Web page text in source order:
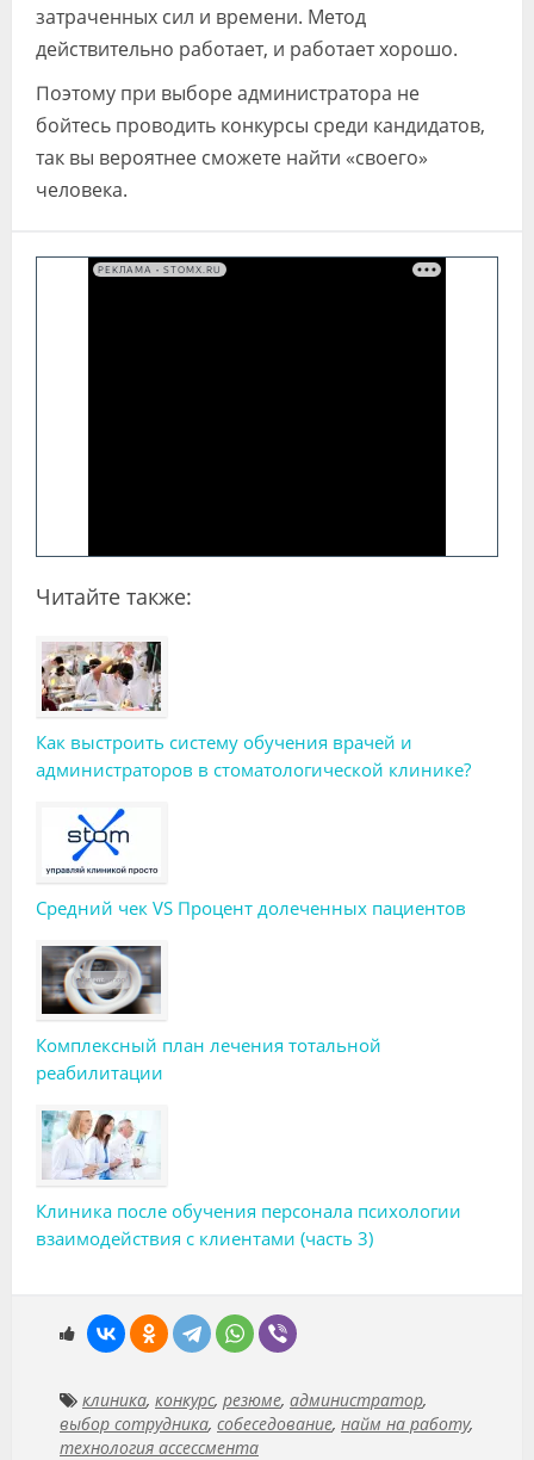
затраченных сил и времени. Метод
действительно работает, и работает хорошо.
Поэтому при выборе администратора не
бойтесь проводить конкурсы среди кандидатов,
так вы вероятнее сможете найти «своего»
человека.
РЕКЛАМА • STOMX.RU
Читайте также:
Как выстроить систему обучения врачей и
администраторов в стоматологической клинике?
Средний чек VS Процент долеченных пациентов
Комплексный план лечения тотальной
реабилитации
Клиника после обучения персонала психологии
взаимодействия с клиентами (часть 3)
клиника, конкурс, резюме, администратор,
выбор сотрудника, собеседование, найм на работу,
технология ассессмента